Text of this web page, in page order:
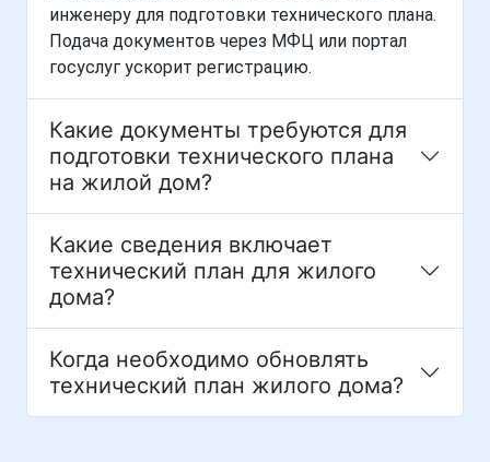
инженеру для подготовки технического плана.
Подача документов через МФЦ или портал
госуслуг ускорит регистрацию.
Какие документы требуются для
подготовки технического плана
на жилой дом?
Какие сведения включает
технический план для жилого
дома?
Когда необходимо обновлять
технический план жилого дома?